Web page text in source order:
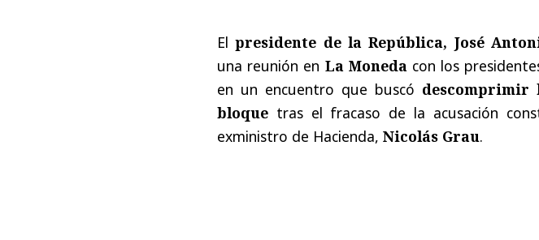
Elpresidente de la República, José
una reunión en La Moneda con los
en un encuentro que buscó descomprimir
bloque tras el fracaso de la acusación
exministro de Hacienda, Nicolás Grau.